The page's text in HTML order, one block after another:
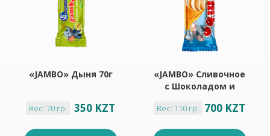
«JAMBO» Дыня 70г
Вес: 70 гр. 350 KZT
«JAMBO» Сливочное
с Шоколадом и
Вес: 110 гр. 700 KZT